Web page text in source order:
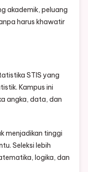
akademik, peluang
harus khawatir
STIS yang
Kampus ini
angka, data, dan
menjadikan tinggi
Seleksi lebih
logika, dan